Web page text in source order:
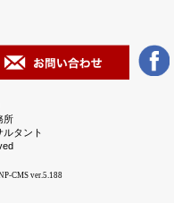
所
ルタント
CMS ver.5.188